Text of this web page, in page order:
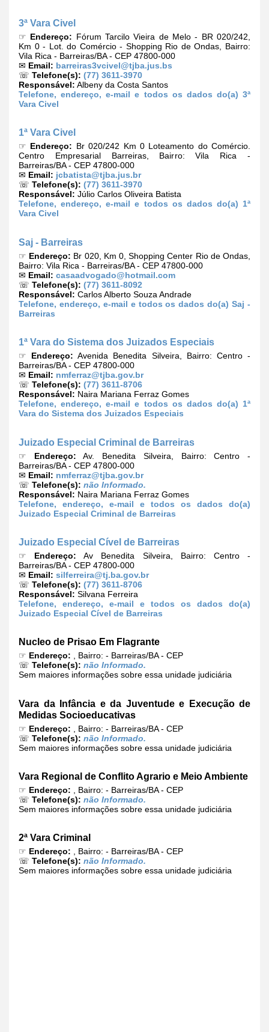
3ª Vara Civel
☞ Endereço: Fórum Tarcilo Vieira de Melo - BR 020/242,
Km 0 - Lot. do Comércio - Shopping Rio de Ondas, Bairro:
Vila Rica - Barreiras/BA - CEP 47800-000
✉ Email: barreiras3vcivel@tjba.jus.bs
☏ Telefone(s): (77) 3611-3970
Responsável: Albeny da Costa Santos
Telefone, endereço, e-mail e todos os dados do(a) 3ª
Vara Civel
1ª Vara Civel
☞ Endereço: Br 020/242 Km 0 Loteamento do Comércio.
Centro Empresarial Barreiras, Bairro: Vila Rica -
Barreiras/BA - CEP 47800-000
✉ Email: jcbatista@tjba.jus.br
☏ Telefone(s): (77) 3611-3970
Responsável: Júlio Carlos Oliveira Batista
Telefone, endereço, e-mail e todos os dados do(a) 1ª
Vara Civel
Saj - Barreiras
☞ Endereço: Br 020, Km 0, Shopping Center Rio de Ondas,
Bairro: Vila Rica - Barreiras/BA - CEP 47800-000
✉ Email: casaadvogado@hotmail.com
☏ Telefone(s): (77) 3611-8092
Responsável: Carlos Alberto Souza Andrade
Telefone, endereço, e-mail e todos os dados do(a) Saj -
Barreiras
1ª Vara do Sistema dos Juizados Especiais
☞ Endereço: Avenida Benedita Silveira, Bairro: Centro -
Barreiras/BA - CEP 47800-000
✉ Email: nmferraz@tjba.gov.br
☏ Telefone(s): (77) 3611-8706
Responsável: Naira Mariana Ferraz Gomes
Telefone, endereço, e-mail e todos os dados do(a) 1ª
Vara do Sistema dos Juizados Especiais
Juizado Especial Criminal de Barreiras
☞ Endereço: Av. Benedita Silveira, Bairro: Centro -
Barreiras/BA - CEP 47800-000
✉ Email: nmferraz@tjba.gov.br
☏ Telefone(s): não Informado.
Responsável: Naira Mariana Ferraz Gomes
Telefone, endereço, e-mail e todos os dados do(a)
Juizado Especial Criminal de Barreiras
Juizado Especial Cível de Barreiras
☞ Endereço: Av Benedita Silveira, Bairro: Centro -
Barreiras/BA - CEP 47800-000
✉ Email: silferreira@tj.ba.gov.br
☏ Telefone(s): (77) 3611-8706
Responsável: Silvana Ferreira
Telefone, endereço, e-mail e todos os dados do(a)
Juizado Especial Cível de Barreiras
Nucleo de Prisao Em Flagrante
☞ Endereço: , Bairro: - Barreiras/BA - CEP
☏ Telefone(s): não Informado.
Sem maiores informações sobre essa unidade judiciária
Vara da Infância e da Juventude e Execução de
Medidas Socioeducativas
☞ Endereço: , Bairro: - Barreiras/BA - CEP
☏ Telefone(s): não Informado.
Sem maiores informações sobre essa unidade judiciária
Vara Regional de Conflito Agrario e Meio Ambiente
☞ Endereço: , Bairro: - Barreiras/BA - CEP
☏ Telefone(s): não Informado.
Sem maiores informações sobre essa unidade judiciária
2ª Vara Criminal
☞ Endereço: , Bairro: - Barreiras/BA - CEP
☏ Telefone(s): não Informado.
Sem maiores informações sobre essa unidade judiciária